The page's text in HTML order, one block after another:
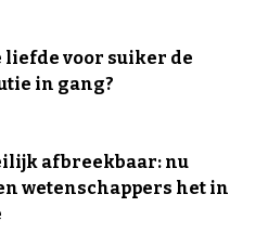
liefde voor suiker de
in gang?
afbreekbaar: nu
wetenschappers het in